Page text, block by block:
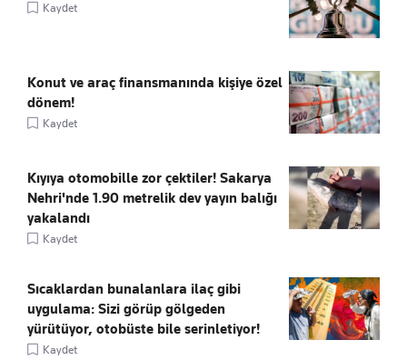
Kaydet
Konut ve araç finansmanında kişiye özel
dönem!
Kaydet
Kıyıya otomobille zor çektiler! Sakarya
Nehri'nde 1.90 metrelik dev yayın balığı
yakalandı
Kaydet
Sıcaklardan bunalanlara ilaç gibi
uygulama: Sizi görüp gölgeden
yürütüyor, otobüste bile serinletiyor!
Kaydet